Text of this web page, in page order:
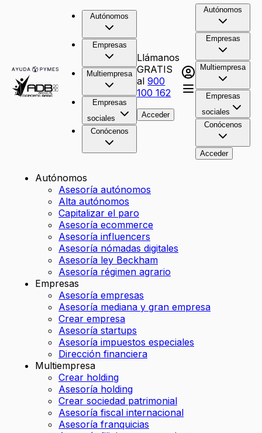
Autónomos
Empresas
Multiempresa
Empresas
sociales
Conócenos
Llámanos
GRATIS
al900
100 162
Acceder
Autónomos
Empresas
Multiempresa
Empresas
sociales
Conócenos
Acceder
Autónomos
Asesoría autónomos
Alta autónomos
Capitalizar el paro
Asesoría ecommerce
Asesoría influencers
Asesoría nómadas digitales
Asesoría ley Beckham
Asesoría régimen agrario
Empresas
Asesoría empresas
Asesoría mediana y gran empresa
Crear empresa
Asesoría startups
Asesoría impuestos especiales
Dirección financiera
Multiempresa
Crear holding
Asesoría holding
Crear sociedad patrimonial
Asesoría fiscal internacional
Asesoría franquicias